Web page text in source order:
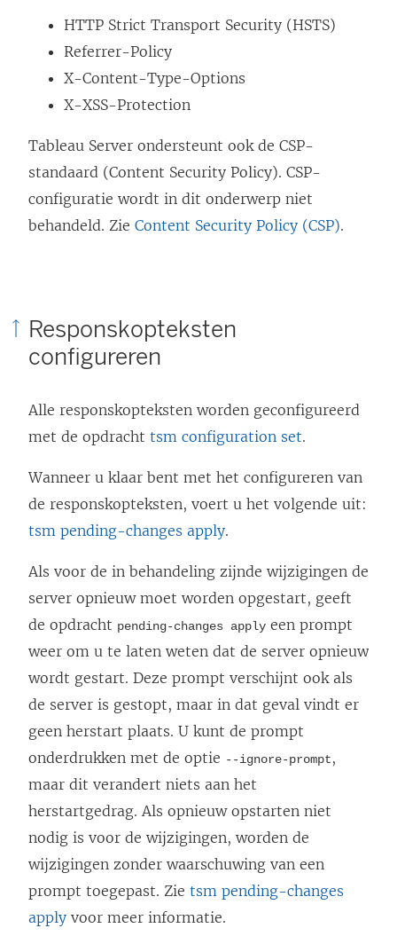
w
i
n
e
e
v
e
n
s
r
g
e
o
p
e
n
d
)
HTTP Strict Transport Security (HSTS)
Referrer-Policy
X-Content-Type-Options
X-XSS-Protection
Tableau Server ondersteunt ook de CSP-
standaard (Content Security Policy). CSP-
configuratie wordt in dit onderwerp niet
behandeld. Zie Content Security Policy (CSP).
Responskopteksten
configureren
Alle responskopteksten worden geconfigureerd
met de opdracht tsm configuration set.
Wanneer u klaar bent met het configureren van
de responskopteksten, voert u het volgende uit:
tsm pending-changes apply.
Als voor de in behandeling zijnde wijzigingen de
server opnieuw moet worden opgestart, geeft
de opdracht pending-changes apply een prompt
weer om u te laten weten dat de server opnieuw
wordt gestart. Deze prompt verschijnt ook als
de server is gestopt, maar in dat geval vindt er
geen herstart plaats. U kunt de prompt
onderdrukken met de optie --ignore-prompt,
maar dit verandert niets aan het
herstartgedrag. Als opnieuw opstarten niet
nodig is voor de wijzigingen, worden de
wijzigingen zonder waarschuwing van een
prompt toegepast. Zie tsm pending-changes
apply voor meer informatie.